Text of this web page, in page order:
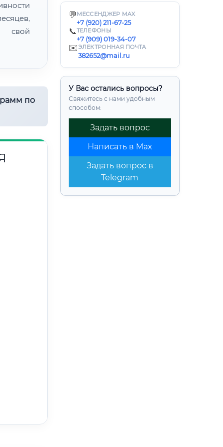
💬 МЕССЕНДЖЕР MAX
+7 (920) 211-67-25
📞ТЕЛЕФОНЫ
+7 (909) 019-34-07
✉️ЭЛЕКТРОННАЯ ПОЧТА
382652@mail.ru
У Вас остались вопросы?
Свяжитесь с нами удобным
способом:
Задать вопрос
Написать в Max
Задать вопрос в
Telegram
свой
по